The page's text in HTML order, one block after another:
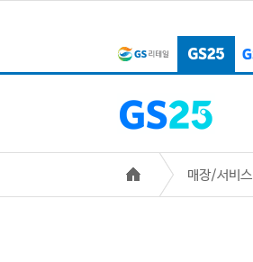
본문 바로가기
주메뉴 바로가기
매장/서비스